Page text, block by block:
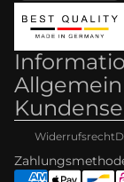
Allgemein
Widerrufsrecht